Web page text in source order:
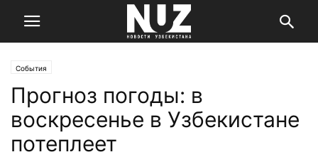
События
Прогноз погоды: в
воскресенье в Узбекистане
потеплеет